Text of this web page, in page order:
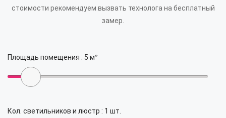
стоимости рекомендуем вызвать технолога на бесплатный
замер.
Площадь помещения : 5 м²
Кол. светильников и люстр : 1 шт.